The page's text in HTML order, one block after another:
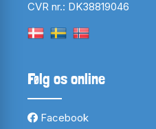
CVR nr.: DK38819046
Følg os online
Facebook